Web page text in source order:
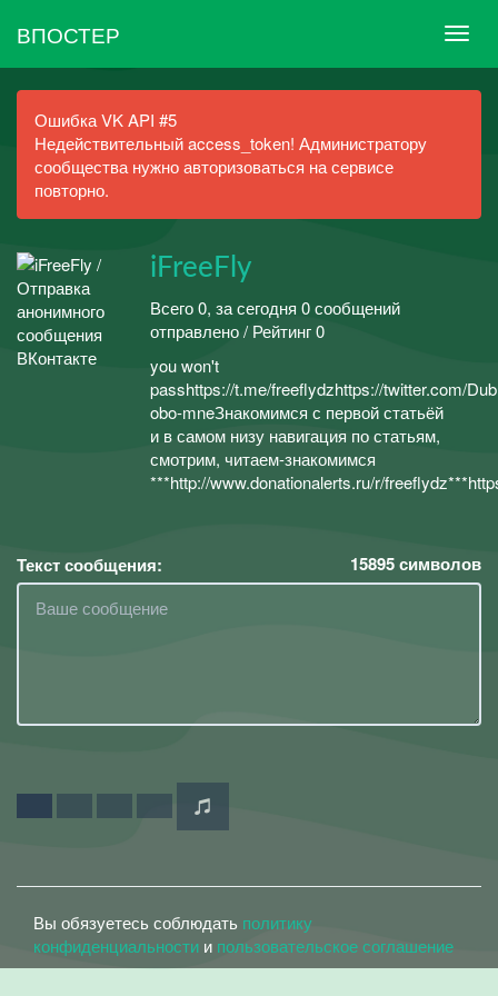
ВПОСТЕР
Ошибка VK API #5
Недействительный access_token! Администратору
сообщества нужно авторизоваться на сервисе
повторно.
iFreeFly
Всего 0, за сегодня 0 сообщений
отправлено / Рейтинг 0
you won't
passhttps://t.me/freeflydzhttps://twitter.com/
obo-mneЗнакомимся с первой статьёй
и в самом низу навигация по статьям,
смотрим, читаем-знакомимся
***http://www.donationalerts.ru/r/
Текст сообщения: 15895символов
Вы обязуетесь соблюдать политику
конфиденциальности и пользовательское соглашение